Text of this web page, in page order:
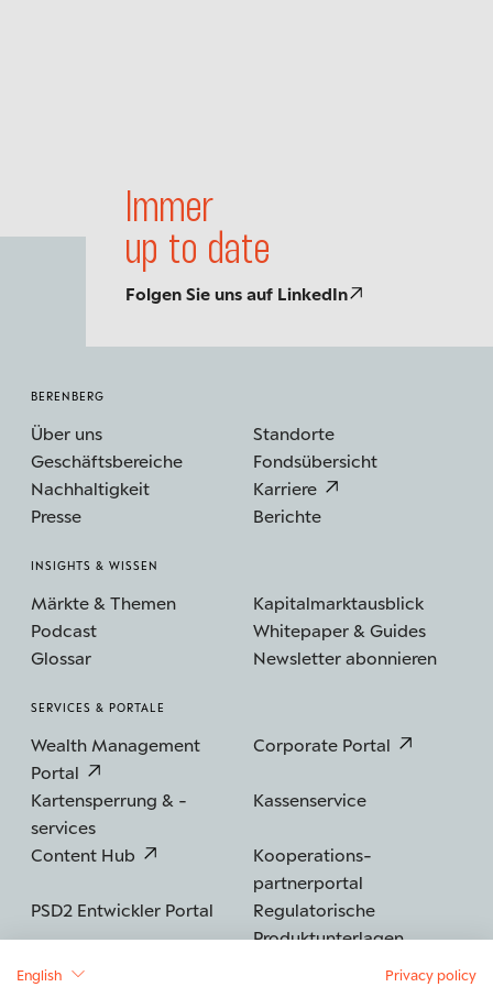
Immer
up to date
Folgen Sie uns auf LinkedIn
BERENBERG
Über uns
Standorte
Geschäftsbereiche
Fondsübersicht
Nachhaltigkeit
Karriere
Presse
Berichte
INSIGHTS & WISSEN
Märkte & Themen
Kapitalmarktausblick
Podcast
Whitepaper & Guides
Glossar
Newsletter abonnieren
SERVICES & PORTALE
Wealth Management
Portal
Corporate Portal
Kartensperrung & -
services
Kassenservice
Content Hub
Kooperations­
partnerportal
PSD2 Entwickler Portal
Regulatorische
Produktunterlagen
English Privacy policy